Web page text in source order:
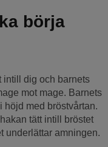
börja
intill dig och barnets
mot mage. Barnets
höjd med bröstvårtan.
tätt intill bröstet
underlättar amningen.